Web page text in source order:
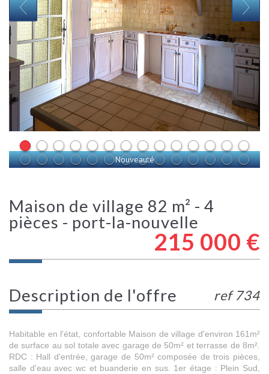
Nouveauté
maison de village 82 m² - 4
pièces - port-la-nouvelle
215 000 €
description de l'offre ref 734
Habitable en l'état, confortable Maison de village d'environ 161m²
de surface au sol totale avec garage de 50m² et terrasse de 8m².
RDC : Hall d'entrée, garage de 50m² composée de trois pièces,
salle d'eau avec wc et buanderie en sus. 1er étage : Plein Sud,